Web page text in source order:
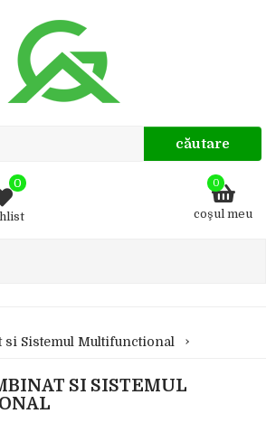
căutare
0
coşul meu
0
si Sistemul Multifunctional
SI SISTEMUL